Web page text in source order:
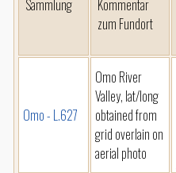
Sammlung
Kommentar
zum Fundort
Omo - L.627
Omo River
Valley, lat/long
obtained from
grid overlain on
aerial photo